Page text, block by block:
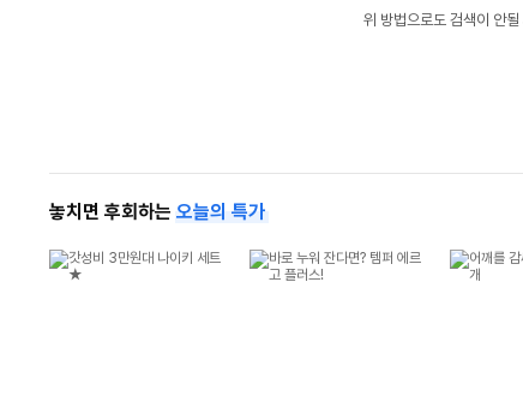
위 방법으로도 검색이 안
놓치면 후회하는 오늘의 특가